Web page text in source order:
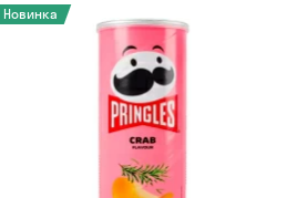
Новинка